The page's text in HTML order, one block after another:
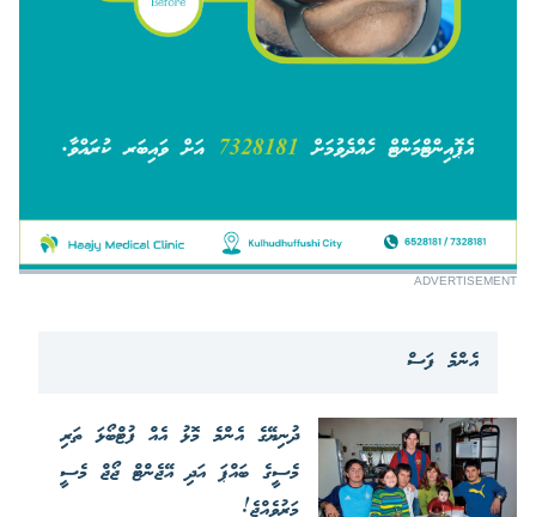
ADVERTISEMENT
އެންމެ ފަސް
ދުނިޔޭގެ އެންމެ މޮޅު އެއް ފުޓްބޯޅަ ތަރި
މެސީގެ ބައްޕަ އަދި އޭޖެންޓް ޖޯޖް މެސީ